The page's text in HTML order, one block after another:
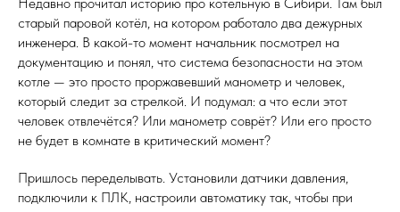
старый паровой котёл, на котором работало два дежурных
инженера. В какой-то момент начальник посмотрел на
документацию и понял, что система безопасности на этом
котле — это просто проржавевший манометр и человек,
который следит за стрелкой. И подумал: а что если этот
человек отвлечётся? Или манометр соврёт? Или его просто
не будет в комнате в критический момент?
Пришлось переделывать. Установили датчики давления,
подключили к ПЛК, настроили автоматику так, чтобы при